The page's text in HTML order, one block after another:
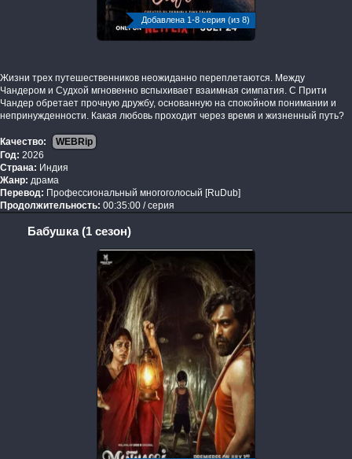
Добавлена 1-8 серия (из 8)
Жизни трех путешественников неожиданно переплетаются. Между
Чандером и Судхой мгновенно вспыхивает взаимная симпатия. С Прити
Чандер обретает прочную дружбу, основанную на спокойном понимании и
непринужденности. Какая любовь проходит через время и жизненный путь?
Качество:
WEBRip
Год: 2026
Страна: Индия
Жанр: драма
Перевод: Профессиональный многоголосый [RuDub]
Продолжительность: 00:35:00 / серия
Бабушка (1 сезон)